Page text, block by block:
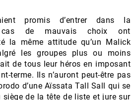
promis d’entrer dans la
cas de mauvais choix ont
la même attitude qu’un Malick
les groupes plus ou moins
de tous leur héros en imposant
terme. Ils n’auront peut-être pas
d’une Aïssata Tall Sall qui se
siège de la tête de liste et jure sur